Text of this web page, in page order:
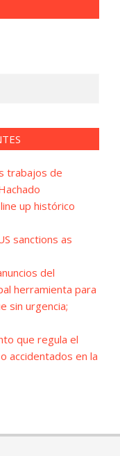
trabajos de
up histórico
sanctions as
del
herramienta para
sin urgencia;
que regula el
accidentados en la